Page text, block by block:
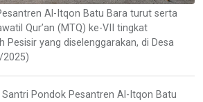
Al-Itqon Batu Bara turut serta
Qur’an (MTQ) ke-VII tingkat
Pesisir yang diselenggarakan, di Desa
2025)
Santri Pondok Pesantren Al-Itqon Batu